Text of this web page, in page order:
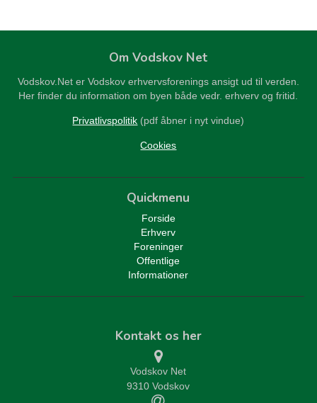
Om Vodskov Net
Vodskov.Net er Vodskov erhvervsforenings ansigt ud til verden.
Her finder du information om byen både vedr. erhverv og fritid.
Privatlivspolitik (pdf åbner i nyt vindue)
Cookies
Quickmenu
Forside
Erhverv
Foreninger
Offentlige
Informationer
Kontakt os her
Vodskov Net
9310 Vodskov